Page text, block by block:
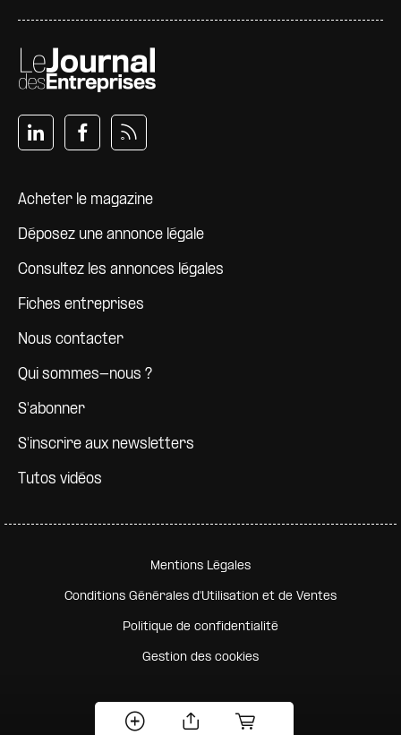
Pied de page
Acheter le magazine
Déposez une annonce légale
Consultez les annonces légales
Fiches entreprises
Nous contacter
Qui sommes-nous ?
S'abonner
S'inscrire aux newsletters
Tutos vidéos
Pied de page secondaire
Mentions Légales
Conditions Générales d'Utilisation et de Ventes
Politique de confidentialité
Gestion des cookies